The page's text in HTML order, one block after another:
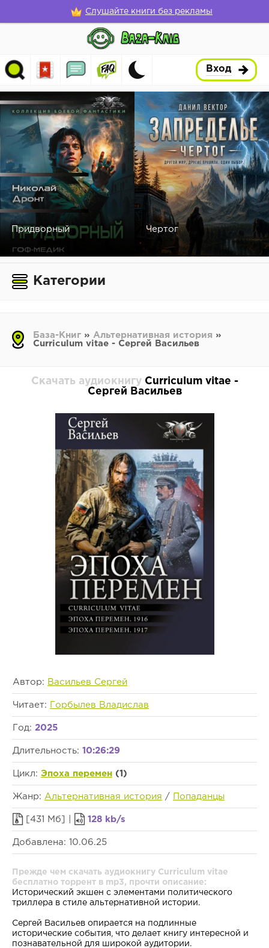
Слушайте книги без рекламы
Вход
Придворный Чертог
Категории
База-Книг » Альтернативная история »
Curriculum vitae - Сергей Васильев
Скачать аудиокнигу Curriculum vitae -
Сергей Васильев
Автор: Васильев Сергей
Читает: Горбылев Владислав
Год: 2025
Длительность: 10:26:29
Цикл: Эпоха перемен (1)
Жанр: Альтернативная история / Попаданцы
[431 Мб] | 128 kb/s
Добавлена: 10.06.25
Прежде чем скачать аудиокнигу Curriculum vitae
бесплатно торрент в mp3, прочти описание:
Исторический экшен с элементами политического
триллера в стиле альтернативной истории.
Сергей Васильев опирается на подлинные
исторические события, что делает книгу интересной и
познавательной для широкой аудитории.